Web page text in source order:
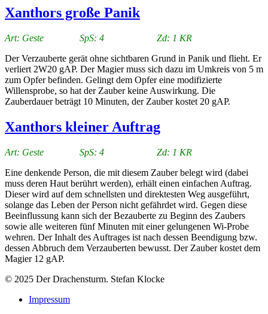
Xanthors große Panik
Art: Geste SpS: 4 Zd: 1 KR
Der Verzauberte gerät ohne sichtbaren Grund in Panik und flieht. Er
verliert 2W20 gAP. Der Magier muss sich dazu im Umkreis von 5 m
zum Opfer befinden. Gelingt dem Opfer eine modifizierte
Willensprobe, so hat der Zauber keine Auswirkung. Die
Zauberdauer beträgt 10 Minuten, der Zauber kostet 20 gAP.
Xanthors kleiner Auftrag
Art: Geste SpS: 4 Zd: 1 KR
Eine denkende Person, die mit diesem Zauber belegt wird (dabei
muss deren Haut berührt werden), erhält einen einfachen Auftrag.
Dieser wird auf dem schnellsten und direktesten Weg ausgeführt,
solange das Leben der Person nicht gefährdet wird. Gegen diese
Beeinflussung kann sich der Bezauberte zu Beginn des Zaubers
sowie alle weiteren fünf Minuten mit einer gelungenen Wi-Probe
wehren. Der Inhalt des Auftrages ist nach dessen Beendigung bzw.
dessen Abbruch dem Verzauberten bewusst. Der Zauber kostet dem
Magier 12 gAP.
© 2025 Der Drachensturm. Stefan Klocke
Impressum